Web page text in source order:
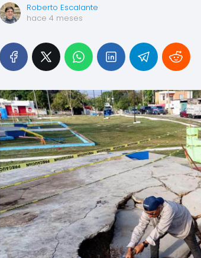
Roberto Escalante
hace 4 meses